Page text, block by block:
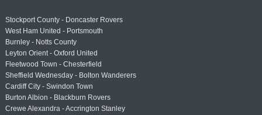
Stockport County - Doncaster Rovers
West Ham United - Portsmouth
Burnley - Notts County
Leyton Orient - Oxford United
Fleetwood Town - Chesterfield
Sheffield Wednesday - Bolton Wanderers
Cardiff City - Swindon Town
Burton Albion - Blackburn Rovers
Crewe Alexandra - Accrington Stanley